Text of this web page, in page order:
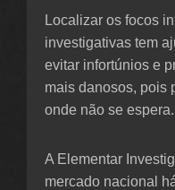
Localizar os focos
investigativas tem
evitar infortúnios e
mais danosos, pois
onde não se espera.
A Elementar
mercado nacional